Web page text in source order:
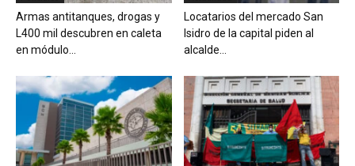
Armas antitanques, drogas y
L400 mil descubren en caleta
en módulo...
Locatarios del mercado San
Isidro de la capital piden al
alcalde...